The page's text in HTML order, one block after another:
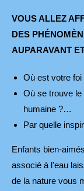
VOUS ALLEZ
DES
AUPARAVANT
Où est votre
Où se trouve le
humaine ?…
Par quelle
Enfants bien-
associé à l’eau
de la nature vous